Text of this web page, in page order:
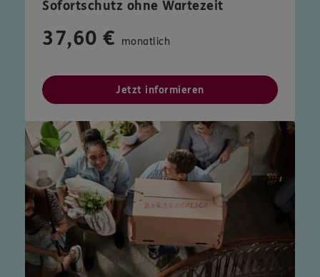
Sofortschutz ohne Wartezeit
37,60 € monatlich
Jetzt informieren